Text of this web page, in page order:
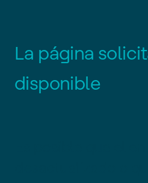
La página solicit
disponible